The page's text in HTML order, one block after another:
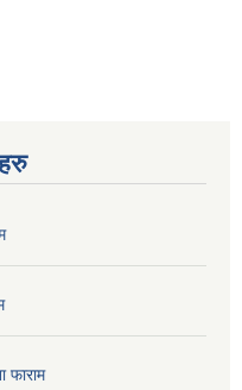
फाराम